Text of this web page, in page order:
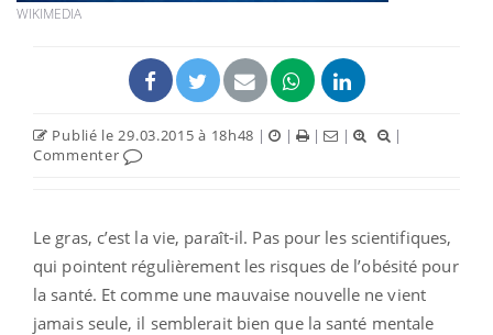
WIKIMEDIA
Publié le 29.03.2015 à 18h48 | | | |
|
Commenter
Le gras, c’est la vie, paraît-il. Pas pour les scientifiques,
qui pointent régulièrement les risques de l’obésité pour
la santé. Et comme une mauvaise nouvelle ne vient
jamais seule, il semblerait bien que la santé mentale